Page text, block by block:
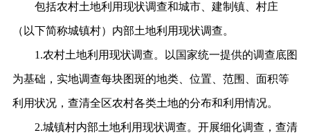
包括农村土地利用现状调查和城市、建制镇、村庄
（以下简称城镇村）内部土地利用现状调查。
1.农村土地利用现状调查。 以国家统一提供的调查底图
为基础，实地调查每块图斑的地类、位置、 范围、面积等
利用状况，查清全区农村各类土地的分布和利用情况。
2.城镇村内部土地利用现状调查。 开展细化调查，查清